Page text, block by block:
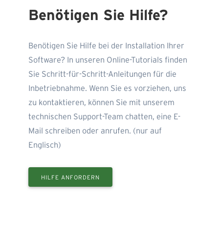
Benötigen Sie Hilfe?
Benötigen Sie Hilfe bei der Installation Ihrer
Software? In unseren Online-Tutorials finden
Sie Schritt-für-Schritt-Anleitungen für die
Inbetriebnahme. Wenn Sie es vorziehen, uns
zu kontaktieren, können Sie mit unserem
technischen Support-Team chatten, eine E-
Mail schreiben oder anrufen. (nur auf
Englisch)
HILFE ANFORDERN